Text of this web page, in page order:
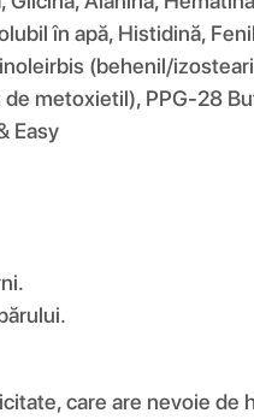
în apă, Histidină,
(behenil/
metoxietil), PPG-28
Easy
care are nevoie